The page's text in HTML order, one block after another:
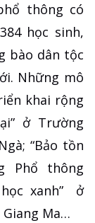
thông có
học sinh,
bào dân tộc
Những mô
khai rộng
ở Trường
“Bảo tồn
Phổ thông
xanh” ở
Ma…